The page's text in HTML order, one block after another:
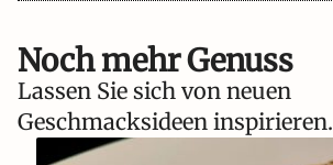
Noch mehr Genuss
Lassen Sie sich von neuen
Geschmacksideen inspirieren.